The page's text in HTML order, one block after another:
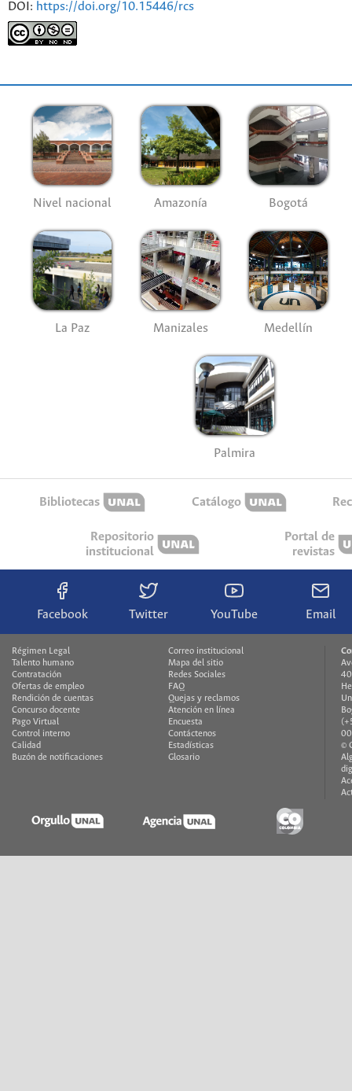
DOI: https://doi.org/10.15446/rcs
Nivel nacional Amazonía Bogotá
La Paz Manizales Medellín
Palmira
Bibliotecas Catálogo
Repositorio
institucional
Portal de
revistas
Facebook Twitter YouTube Email
Régimen Legal
Talento humano
Contratación
Ofertas de empleo
Rendición de cuentas
Concurso docente
Pago Virtual
Control interno
Calidad
Buzón de notificaciones
Correo institucional
Mapa del sitio
Redes Sociales
FAQ
Quejas y reclamos
Atención en línea
Encuesta
Contáctenos
Estadísticas
Glosario
©